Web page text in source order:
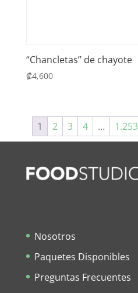
“Chancletas” de chayote
₡4,600
1 2 3 4 … 1.253
Nosotros
Paquetes Disponibles
Preguntas Frecuentes